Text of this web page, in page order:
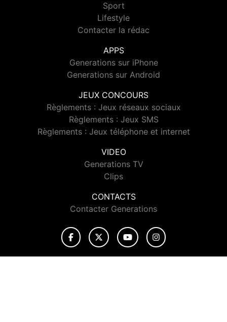
Sport
Lifestyle
Contacter la rédac
APPS
Generations sur iPhone
Generations sur Android
JEUX CONCOURS
Règlements : Jeux réseaux sociaux
Règlements : Jeux SMS
Règlements : Jeux téléphone et internet
VIDEO
Generations TV
Clips
CONTACTS
Contacter Generations